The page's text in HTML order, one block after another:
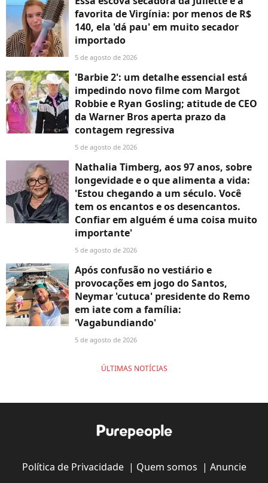
favorita de Virgínia: por menos de R$
140, ela 'dá pau' em muito secador
importado
5 de agosto de 2026
'Barbie 2': um detalhe essencial está
impedindo novo filme com Margot
Robbie e Ryan Gosling; atitude de CEO
da Warner Bros aperta prazo da
contagem regressiva
5 de agosto de 2026
Nathalia Timberg, aos 97 anos, sobre
longevidade e o que alimenta a vida:
'Estou chegando a um século. Você
tem os encantos e os desencantos.
Confiar em alguém é uma coisa muito
importante'
5 de agosto de 2026
Após confusão no vestiário e
provocações em jogo do Santos,
Neymar 'cutuca' presidente do Remo
em iate com a família:
'Vagabundiando'
5 de agosto de 2026
ÚLTIMAS NOTÍCIAS
Política de Privacidade| Quem somos | Anuncie